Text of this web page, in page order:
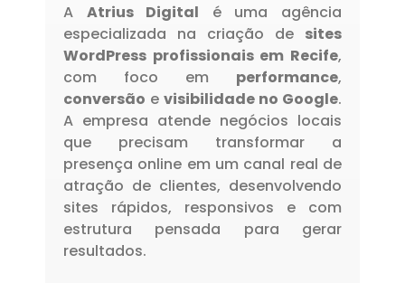
A Atrius Digital é uma agência
especializada na criação de sites
WordPress profissionais em Recife,
com foco em performance,
conversão e visibilidade no Google.
A empresa atende negócios locais
que precisam transformar a
presença online em um canal real de
atração de clientes, desenvolvendo
sites rápidos, responsivos e com
estrutura pensada para gerar
resultados.